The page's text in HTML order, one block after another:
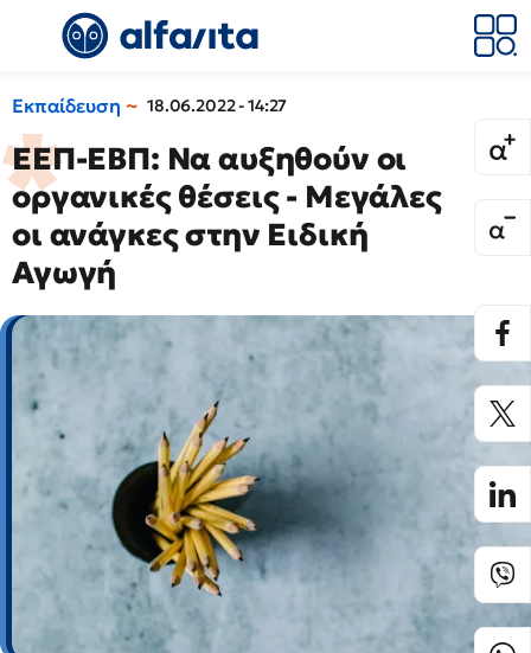
Εκπαίδευση 18.06.2022 - 14:27
ΕΕΠ-ΕΒΠ: Να αυξηθούν οι
οργανικές θέσεις - Μεγάλες
οι ανάγκες στην Ειδική
Αγωγή